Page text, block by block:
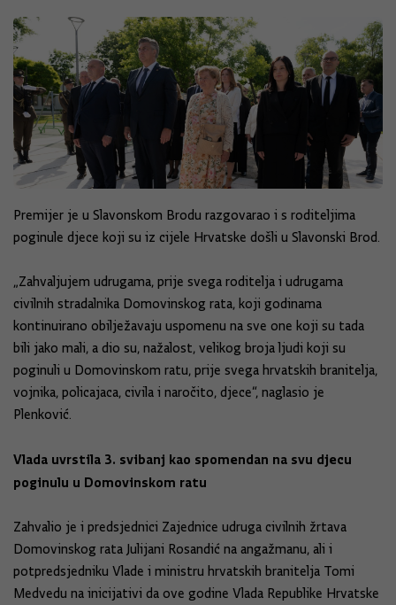
Premijer je u Slavonskom Brodu razgovarao i s roditeljima
poginule djece koji su iz cijele Hrvatske došli u Slavonski Brod.
„Zahvaljujem udrugama, prije svega roditelja i udrugama
civilnih stradalnika Domovinskog rata, koji godinama
kontinuirano obilježavaju uspomenu na sve one koji su tada
bili jako mali, a dio su, nažalost, velikog broja ljudi koji su
poginuli u Domovinskom ratu, prije svega hrvatskih branitelja,
vojnika, policajaca, civila i naročito, djece“, naglasio je
Plenković.
Vlada uvrstila 3. svibanj kao spomendan na svu djecu
poginulu u Domovinskom ratu
Zahvalio je i predsjednici Zajednice udruga civilnih žrtava
Domovinskog rata Julijani Rosandić na angažmanu, ali i
potpredsjedniku Vlade i ministru hrvatskih branitelja Tomi
Medvedu na inicijativi da ove godine Vlada Republike Hrvatske